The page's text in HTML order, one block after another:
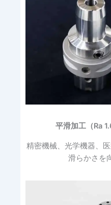
平滑加工（Ra
精密機械、光学機器、
滑らかさを